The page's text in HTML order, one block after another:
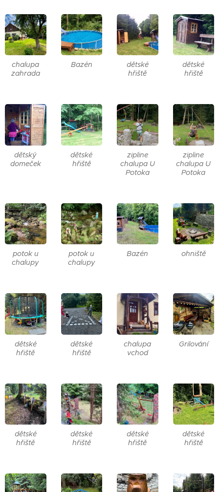
chalupa
zahrada
Bazén
dětské
hřiště
dětské
hřiště
dětský
domeček
dětské
hřiště
zipline
chalupa U
Potoka
zipline
chalupa U
Potoka
potok u
chalupy
potok u
chalupy
Bazén ohniště
dětské
hřiště
dětské
hřiště
chalupa
vchod
Grilování
dětské
hřiště
dětské
hřiště
dětské
hřiště
dětské
hřiště